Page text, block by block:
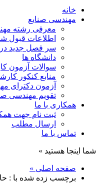
خانه
مهندسی صنایع
معرفی رشته
اطلاعات قبول
سر فصل جدید
دانشگاه ها
سوالات آزمون
منابع کنکور
آزمون دکترای
تقویم مهندسی
همکاری با ما
ثبت نام جهت
ارسال مطلب
تماس با ما
شما اینجا هستید »
صفحه اصلی »
برچسب زده شده با :